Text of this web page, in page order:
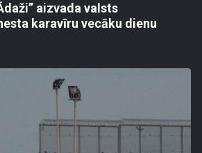
aizvada valsts
karavīru vecāku dienu